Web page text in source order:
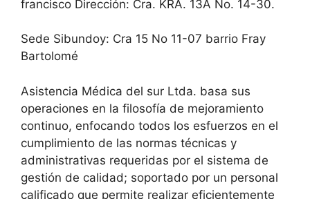
francisco Dirección: Cra. KRA. 13A No. 14-30.
Sede Sibundoy: Cra 15 No 11-07 barrio Fray
Bartolomé
Asistencia Médica del sur Ltda. basa sus
operaciones en la filosofía de mejoramiento
continuo, enfocando todos los esfuerzos en el
cumplimiento de las normas técnicas y
administrativas requeridas por el sistema de
gestión de calidad; soportado por un personal
calificado que permite realizar eficientemente